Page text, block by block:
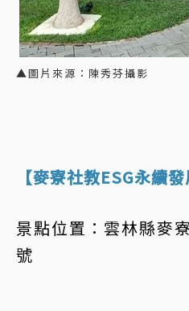
▲圖片來源：陳秀芬攝影
【麥寮社教ESG永續
景點位置：雲林縣麥
號